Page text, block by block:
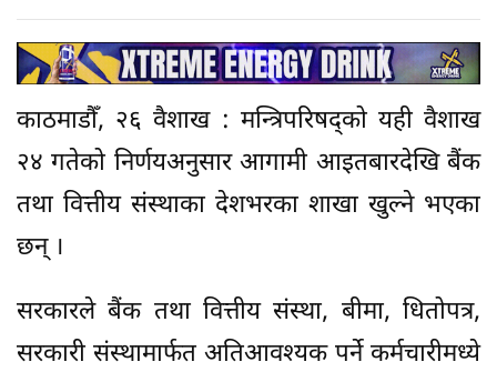
काठमाडौँ, २६ वैशाख : मन्त्रिपरिषद्को यही वैशाख
२४ गतेको निर्णयअनुसार आगामी आइतबारदेखि बैंक
तथा वित्तीय संस्थाका देशभरका शाखा खुल्ने भएका
छन् ।
सरकारले बैंक तथा वित्तीय संस्था, बीमा, धितोपत्र,
सरकारी संस्थामार्फत अतिआवश्यक पर्ने कर्मचारीमध्ये